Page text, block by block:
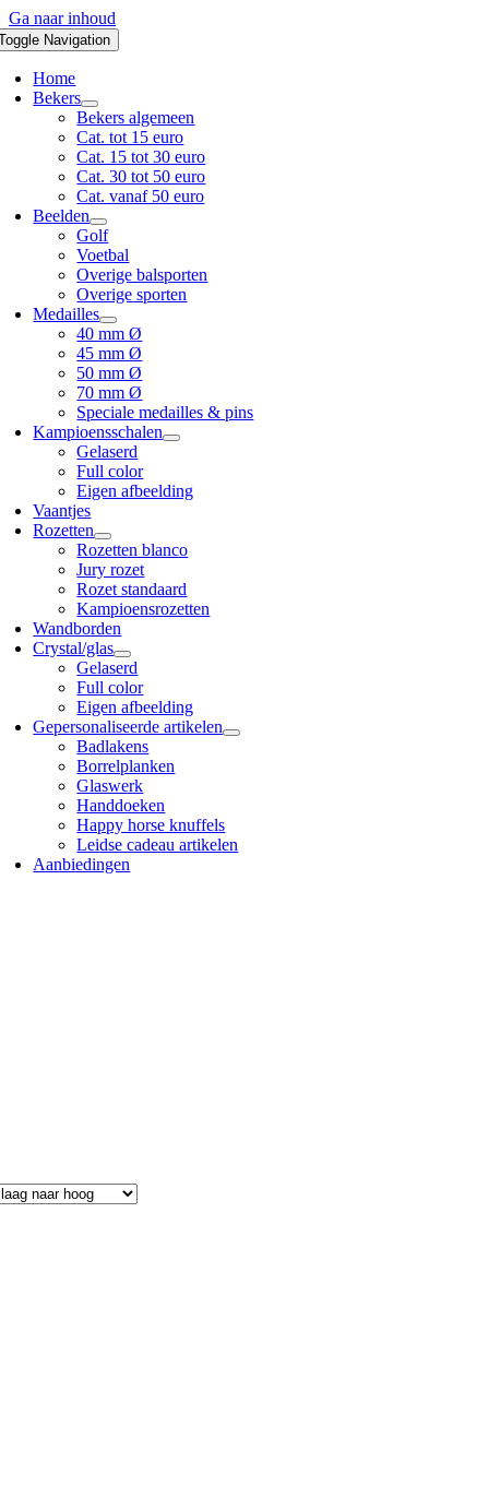
Ga naar inhoud
Navigation
Home
Bekers
Bekers algemeen
Cat. tot 15 euro
Cat. 15 tot 30 euro
Cat. 30 tot 50 euro
Cat. vanaf 50 euro
Beelden
Golf
Voetbal
Overige balsporten
Overige sporten
Medailles
40 mm Ø
45 mm Ø
50 mm Ø
70 mm Ø
Speciale medailles & pins
Kampioensschalen
Gelaserd
Full color
Eigen afbeelding
Vaantjes
Rozetten
Rozetten blanco
Jury rozet
Rozet standaard
Kampioensrozetten
Wandborden
Crystal/glas
Gelaserd
Full color
Eigen afbeelding
Gepersonaliseerde artikelen
Badlakens
Borrelplanken
Glaswerk
Handdoeken
Happy horse knuffels
Leidse cadeau artikelen
Aanbiedingen